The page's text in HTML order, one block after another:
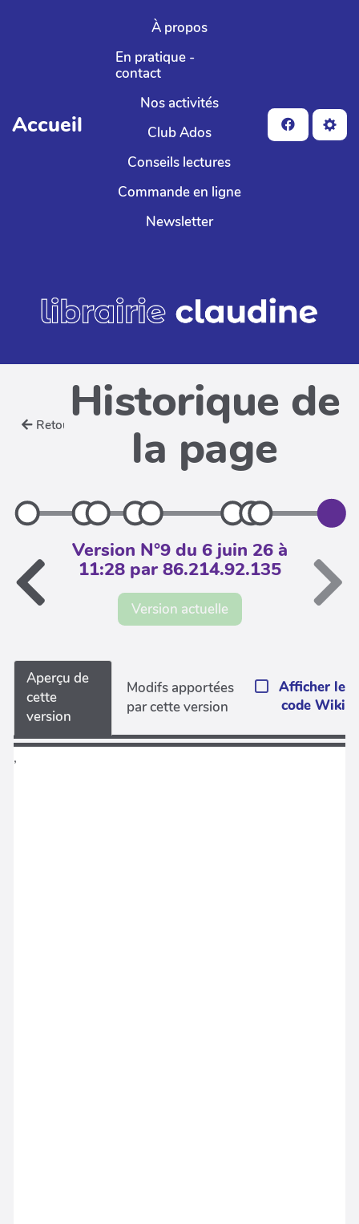
Aller au contenu principal
Accueil
À propos
En pratique -
contact
Nos activités
Club Ados
Conseils lectures
Commande en ligne
Newsletter
Retour Historique de
la page
Version N°9 du 6 juin 26 à
11:28 par 86.214.92.135
Version actuelle
Aperçu de
cette
version
Modifs apportées
par cette version
Afficher le
code Wiki